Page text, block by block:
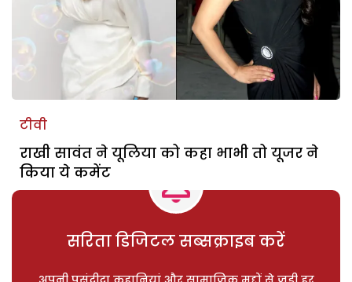
टीवी
राखी सावंत ने यूलिया को कहा भाभी तो यूजर ने
किया ये कमेंट
सरिता डिजिटल सब्सक्राइब करें